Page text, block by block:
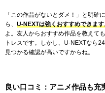
「この作品がないとダメ！」と明確
ら、 U-NEXTは強くおすすめできま
よ。友人からおすすめ作品を教えて
トレスです。しかし、U-NEXTなら
見つかる確認が高いですからね。
良い口コミ：アニメ作品も充